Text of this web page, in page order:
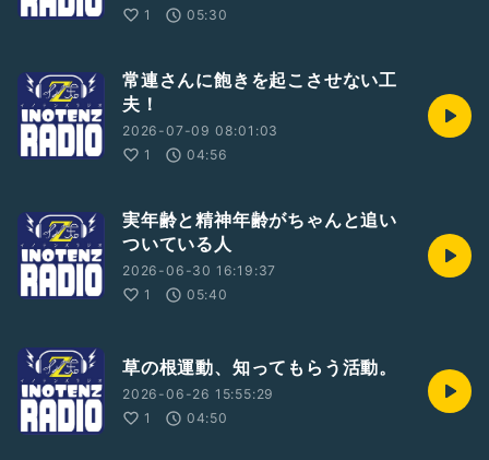
1
05:30
常連さんに飽きを起こさせない工
夫！
2026-07-09 08:01:03
1
04:56
実年齢と精神年齢がちゃんと追い
ついている人
2026-06-30 16:19:37
1
05:40
草の根運動、知ってもらう活動。
2026-06-26 15:55:29
1
04:50